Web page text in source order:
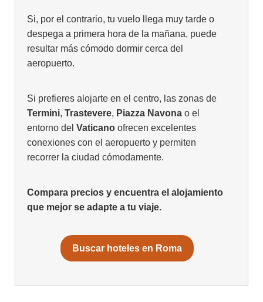
Si, por el contrario, tu vuelo llega muy tarde o
despega a primera hora de la mañana, puede
resultar más cómodo dormir cerca del
aeropuerto.
Si prefieres alojarte en el centro, las zonas de
Termini, Trastevere, Piazza Navonao el
entorno del Vaticanoofrecen excelentes
conexiones con el aeropuerto y permiten
recorrer la ciudad cómodamente.
Compara precios y encuentra el alojamiento
que mejor se adapte a tu viaje.
Buscar hoteles en Roma